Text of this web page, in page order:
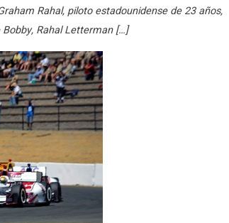
Rahal, piloto estadounidense de 23 años,
Rahal Letterman […]